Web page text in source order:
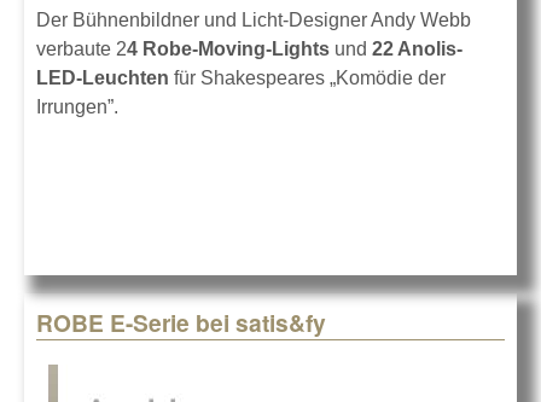
Der Bühnenbildner und Licht-Designer Andy Webb
verbaute 24 Robe-Moving-Lights und 22 Anolis-
LED-Leuchten für Shakespeares „Komödie der
Irrungen”.
ROBE E-Serie bei satis&fy